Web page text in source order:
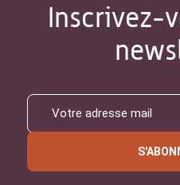
Inscrivez-